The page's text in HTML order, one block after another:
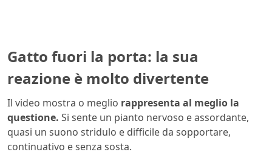
Gatto fuori la porta: la sua
reazione è molto divertente
Il video mostra o meglio rappresenta al meglio la
questione. Si sente un pianto nervoso e assordante,
quasi un suono stridulo e difficile da sopportare,
continuativo e senza sosta.